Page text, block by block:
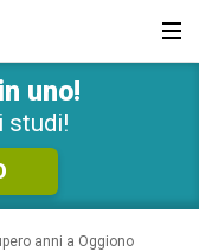
uno!
studi!
anni a Oggiono